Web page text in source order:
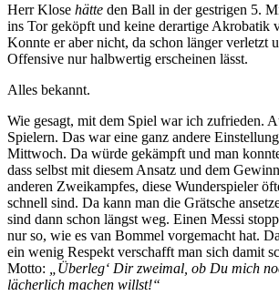
Herr Klose hätte den Ball in der gestrigen 5.
ins Tor geköpft und keine derartige Akrobatik
Konnte er aber nicht, da schon länger verletzt
Offensive nur halbwertig erscheinen lässt.
Alles bekannt.
Wie gesagt, mit dem Spiel war ich zufrieden.
Spielern. Das war eine ganz andere
Mittwoch. Da würde gekämpft und man
dass selbst mit diesem Ansatz und dem
anderen Zweikampfes, diese Wunderspieler
schnell sind. Da kann man die Grätsche
sind dann schon längst weg. Einen Messi
nur so, wie es van Bommel vorgemacht hat.
ein wenig Respekt verschafft man sich damit
Motto:
„Überleg‘ Dir zweimal, ob Du mich
lächerlich machen willst!“